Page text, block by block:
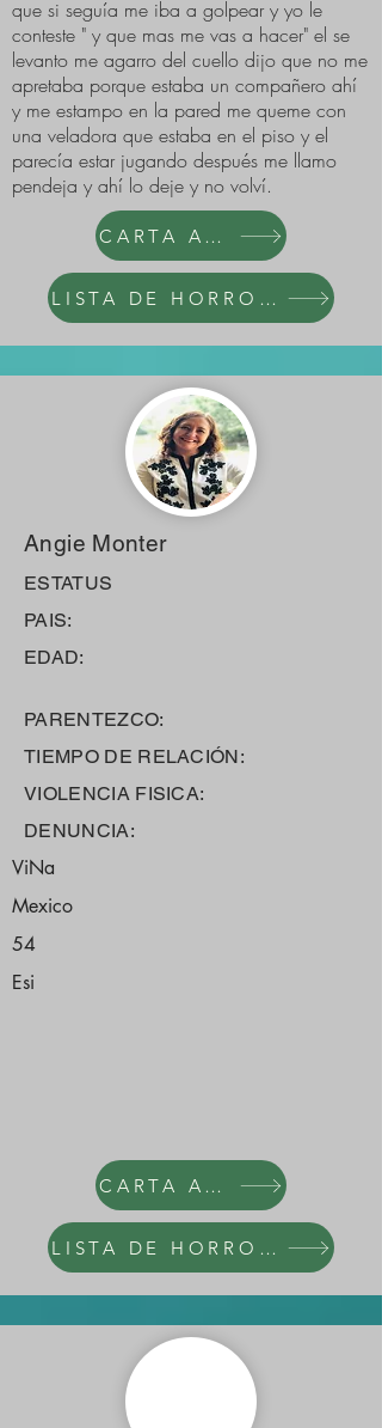
que si seguía me iba a golpear y yo le
conteste " y que mas me vas a hacer" el se
levanto me agarro del cuello dijo que no me
apretaba porque estaba un compañero ahí
y me estampo en la pared me queme con
una veladora que estaba en el piso y el
parecía estar jugando después me llamo
pendeja y ahí lo deje y no volví.
CARTA AL NARCI
LISTA DE HORRORES
Angie Monter
ESTATUS
PAIS:
EDAD:
PARENTEZCO:
TIEMPO DE RELACIÓN:
VIOLENCIA FISICA:
DENUNCIA:
ViNa
Mexico
54
Esi
CARTA AL NARCI
LISTA DE HORRORES